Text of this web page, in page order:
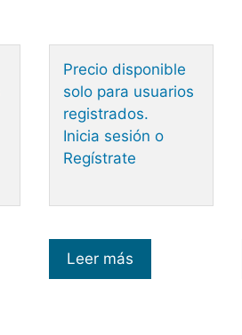
Precio disponible
solo para usuarios
registrados.
Inicia sesión o
Regístrate
Leer más